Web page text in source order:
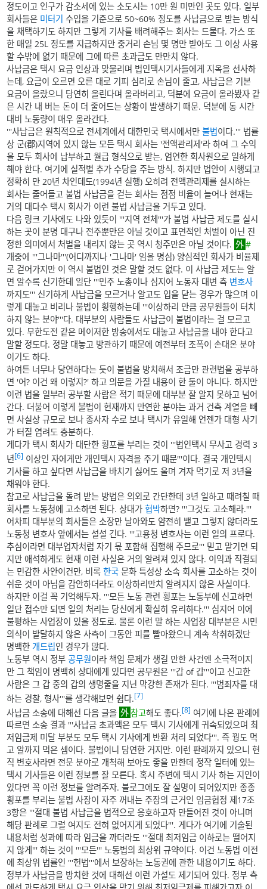
정도이고 인구가 감소세에 있는 소도시는 10만 원 미만인 곳도 있다. 일부
회사들은 미터기 수입을 기준으로 50~60% 정도를 사납금으로 받는 방식
을 채택하기도 하지만 그렇게 기사를 배려해주는 회사는 드물다. 가스 또
한 매일 25L 정도를 지급하지만 중거리 손님 몇 명만 받아도 그 이상 사용
할 수밖에 없기 때문에 그에 따른 초과금도 만만치 않다.
사납금은 택시 요금 인상과 맞물리며 법인택시기사들에게 지옥을 선사하
는데, 요금이 오르면 오른 대로 기피 심리로 손님이 줄고, 사납금은 기본
요금이 올랐으니 당연히 올린다며 올라버리고, 덕분에 요금이 올라봤자 같
은 시간 내 버는 돈이 더 줄어드는 상황이 발생하기 때문. 덕분에 동 시간
대비 노동량이 매우 올라간다.
'''사납금은 원칙적으로 전세계에서 대한민국 택시에서만불법이다.''' 법률
상 군(郡)지역에 있지 않는 모든 택시 회사는 '전액관리제'라 하여 그 수익
을 모두 회사에 납부하고 월급 형식으로 받는, 엄연한 회사원으로 일하게
해야 한다. 여기에 실적별 추가 수당을 주는 방식. 하지만 법안이 시행되고
정확히 만 20년 차인데도(1994년 실행) 오히려 전액관리제를 실시하는
회사는 줄어들고 불법 사납금을 걷는 회사는 점점 비율이 늘어나 현재는
거의 대다수 택시 회사가 이런 불법 사납금을 거두고 있다.
다음 링크 기사에도 나와 있듯이 '''지역 전체'''가 불법 사납금 제도를 실시
하는 곳이 분명 대구나 전주뿐만은 아닐 것이고 표면적인 처벌이 아닌 진
정한 의미에서 처벌을 내리지 않는 곳 역시 청주만은 아닐 것이다.
#
개중에 '''그나마'''(어디까지나 '그나마' 임을 명심) 양심적인 회사가 비율제
로 걷어가지만 이 역시 불법인 것은 말할 것도 없다. 이 사납금 제도는 알
면 알수록 신기한데 일단 '''민주 노총이나 심지어 노동자 대변 측 변호사
까지도''' 신기하게 사납금을 모르거나 알고도 입을 닫는 경우가 많으며 이
렇게 대놓고 비리나 불법이 횡행하는데 '''이상하리 만큼 공무원들이 터치
하지 않는 분야'''다. 대부분의 사람들도 사납금이 불법이라는 걸 모르고
있다. 무한도전 같은 메이저한 방송에서도 대놓고 사납금을 내야 한다고
말할 정도다. 정말 대놓고 방관하기 때문에 예전부터 조폭이 손대온 분야
이기도 하다.
하여튼 너무나 당연하다는 듯이 불법을 방치해서 조금만 관련법을 공부하
면 '어? 이건 왜 이렇지?' 하고 의문을 가질 내용이 한 둘이 아니다. 하지만
이런 법을 일부러 공부할 사람은 적기 때문에 대부분 잘 알지 못하고 넘어
간다. 더불어 이렇게 불법이 현재까지 만연한 분야는 과거 건축 계열을 빼
면 사실상 규모로 보나 종사자 수로 보나 택시가 유일해 언젠가 대형 사기
가 터질 염려도 충분하다.
게다가 택시 회사가 대단한 횡포를 부리는 것이 '''법인택시 무사고 경력 3
년[6] 이상인 자에게만 개인택시 자격을 주기 때문'''이다. 결국 개인택시
기사를 하고 싶다면 사납금을 바치기 싫어도 울며 겨자 먹기로 저 3년을
채워야 한다.
참고로 사납금을 돌려 받는 방법은 의외로 간단한데 3년 일하고 때려칠 때
회사를 노동청에 고소하면 된다. 상대가협박하면? '''그것도 고소해라.'''
어차피 대부분의 회사들은 소장만 날아와도 얌전히 뱉고 그렇지 않더라도
노동청 변호사 앞에서는 설설 긴다. '''고용청 변호사는 이런 일의 프로다.
추심이라면 대부업자처럼 자기 몫 포함해 집행해 주므로''' 믿고 맡기면 되
지만 애석하게도 현재 이런 사실은 거의 알려져 있지 않다. 이익과 직결되
는 민감한 사안이건만, 비록한국 문화 특성상 소속 회사를 고소하는 것이
쉬운 것이 아님을 감안하더라도 이상하리만치 알려지지 않은 사실이다.
하지만 이걸 꼭 기억해두자. '''모든 노동 관련 횡포는 노동부에 신고하면
일단 접수만 되면 일의 처리는 당신에게 확실히 유리하다.''' 심지어 이에
불평하는 사업장이 있을 정도로. 물론 이런 말 하는 사업장 대부분은 시민
의식이 발달하지 않은 사측이 그동안 피를 빨아왔으니 계속 착취하겠단
명백한 개드립인 경우가 많다.
노동부 역시 정부공무원이라 책임 문제가 생길 만한 사건엔 소극적이지
만 그 책임이 명백히 상대에게 있다면 공무원은 '''갑 of 갑'''이고 신고한
사람은 그 갑 중의 갑의 생명줄을 지닌 막강한 존재가 된다. '''범죄자를 대
하는 경찰, 형사'''를 생각해보면 쉽다.[7]
사납금 소송에 대해선 다음 글을 참고해도 좋다.[8] 여기에 나온 판례에
따르면 소송 결과 '''사납금 초과액은 모두 택시 기사에게 귀속되었으며 최
저임금제 미달 부분도 모두 택시 기사에게 반환 처리 되었다'''. 즉 꿩도 먹
고 알까지 먹은 셈이다. 불법이니 당연한 거지만. 이런 판례까지 있으니 현
직 변호사라면 전문 분야로 개척해 보아도 좋을 만한데 정작 일터에 있는
택시 기사들은 이런 정보를 잘 모른다. 혹시 주변에 택시 기사 하는 지인이
있다면 꼭 이런 정보를 알려주자. 블로그에도 잘 설명이 되어있지만 종종
횡포를 부리는 불법 사장이 자주 꺼내는 주장의 근거인 임금협정 제17조
3항은 '''절대 불법 사납금을 법적으로 옹호하고자 만들어진 것이 아니며
해당 판례로 그럴 여지도 전혀 없어지게 되었다'''. 게다가 여기에 기술된
내용처럼 성과에 따라 임금을 까더라도 '''절대 최저임금 이하로는 떨어지
지 않게''' 하는 것이 '''모든''' 노동법의 최상위 규약이다. 이건 노동법 이전
에 최상위 법률인 '''헌법'''에서 보장하는 노동권에 관한 내용이기도 하다.
정부가 사납금을 방치한 것에 대해선 이런 가설도 제기되어 있다. 정부 측